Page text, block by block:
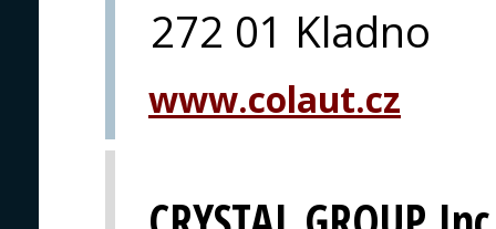
272 01 Kladno
www.colaut.cz